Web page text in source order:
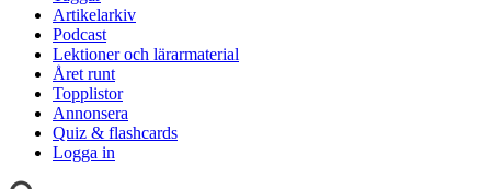
Artikelarkiv
Podcast
Lektioner och lärarmaterial
Året runt
Topplistor
Annonsera
Quiz & flashcards
Logga in